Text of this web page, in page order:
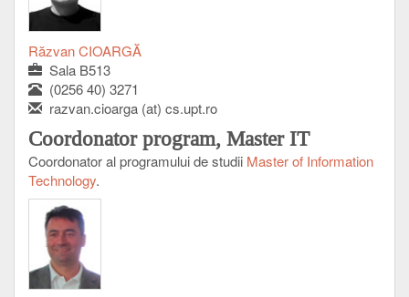
Răzvan CIOARGĂ
Sala B513
(0256 40) 3271
razvan.cioarga (at) cs.upt.ro
Coordonator program, Master IT
Coordonator al programului de studii Master of Information
Technology.